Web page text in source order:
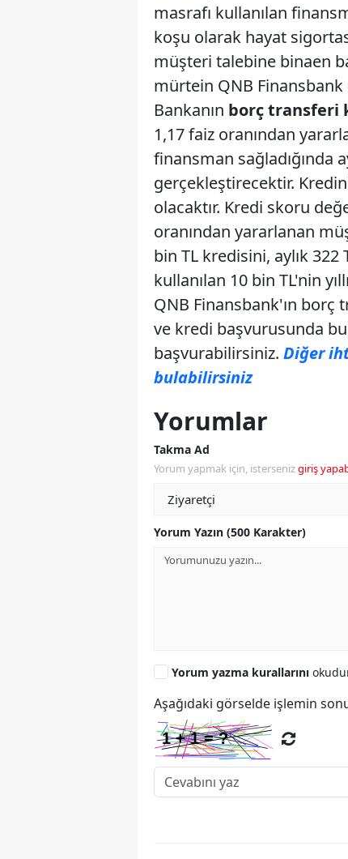
masrafı kullanılan
koşu olarak hayat
müşteri talebine binaen
mürtein QNB
Bankanın borç transferi
1,17 faiz oranından
finansman sağladığında
gerçekleştirecektir.
olacaktır. Kredi skoru
oranından yararlanan
bin TL kredisini, aylık
kullanılan 10 bin TL'nin
QNB Finansbank'ın borç
ve kredi başvurusunda
başvurabilirsiniz. Diğer
bulabilirsiniz
Yorumlar
Takma Ad
Yorum yapmak için, istersenizgiriş
Yorum Yazın (500 Karakter)
Yorum yazma kurallarını
Aşağıdaki görselde işlemin